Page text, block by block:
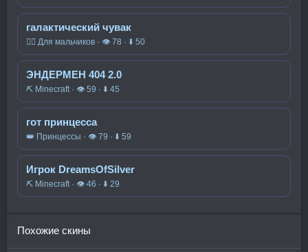
галактический чувак
🧍‍♂️ Для мальчиков · 👁 78 · ⬇ 50
ЭНДЕРМЕН 404 2.0
⛏️ Minecraft · 👁 59 · ⬇ 45
гот принцесса
👑 Принцессы · 👁 79 · ⬇ 59
Игрок DreamsOfSilver
⛏️ Minecraft · 👁 46 · ⬇ 29
Похожие скины